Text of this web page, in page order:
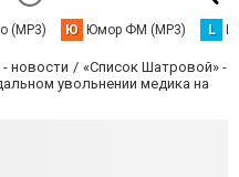
(MP3) Ю Юмор ФМ (MP3) L
новости
«Список Шатровой» -
увольнении медика на